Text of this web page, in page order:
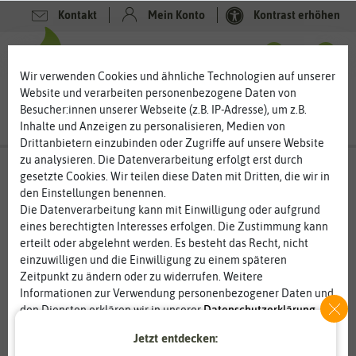
Kontakt Mein Konto Kontrast erhöhen
-80%
Wir verwenden Cookies und ähnliche Technologien auf unserer
Website und verarbeiten personenbezogene Daten von
Besucher:innen unserer Webseite (z.B. IP-Adresse), um z.B.
Inhalte und Anzeigen zu personalisieren, Medien von
Drittanbietern einzubinden oder Zugriffe auf unsere Website
zu analysieren. Die Datenverarbeitung erfolgt erst durch
gesetzte Cookies. Wir teilen diese Daten mit Dritten, die wir in
den Einstellungen benennen.
Die Datenverarbeitung kann mit Einwilligung oder aufgrund
eines berechtigten Interesses erfolgen. Die Zustimmung kann
erteilt oder abgelehnt werden. Es besteht das Recht, nicht
einzuwilligen und die Einwilligung zu einem späteren
Zeitpunkt zu ändern oder zu widerrufen. Weitere
Informationen zur Verwendung personenbezogener Daten und
den Diensten erklären wir in unsererDaten­schutz­erklärung.
Jetzt entdecken: